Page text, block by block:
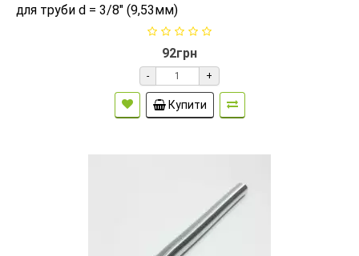
для труби d = 3/8" (9,53мм)
92грн
- +
Купити